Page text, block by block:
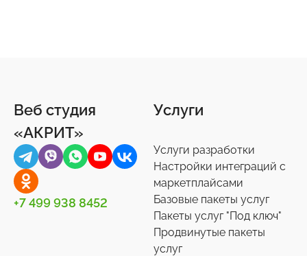
Веб студия
«АКРИТ»
+7 499 938 8452
Услуги
Услуги разработки
Настройки интеграций с
маркетплайсами
Базовые пакеты услуг
Пакеты услуг "Под ключ"
Продвинутые пакеты
услуг